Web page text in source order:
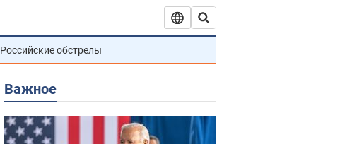
Российские обстрелы
Важное